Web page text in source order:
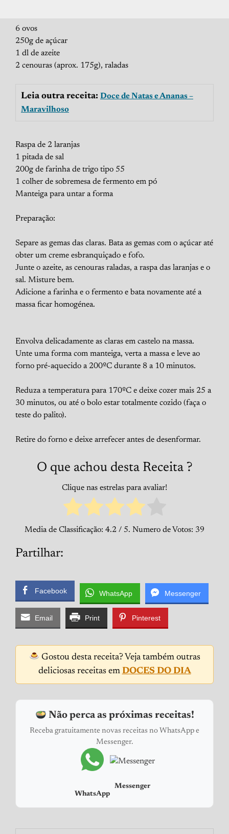
6 ovos
250g de açúcar
1 dl de azeite
2 cenouras (aprox. 175g), raladas
Leia outra receita: Doce de Natas e Ananas –
Maravilhoso
Raspa de 2 laranjas
1 pitada de sal
200g de farinha de trigo tipo 55
1 colher de sobremesa de fermento em pó
Manteiga para untar a forma
Preparação:
Separe as gemas das claras. Bata as gemas com o açúcar até
obter um creme esbranquiçado e fofo.
Junte o azeite, as cenouras raladas, a raspa das laranjas e o
sal. Misture bem.
Adicione a farinha e o fermento e bata novamente até a
massa ficar homogénea.
Envolva delicadamente as claras em castelo na massa.
Unte uma forma com manteiga, verta a massa e leve ao
forno pré-aquecido a 200ºC durante 8 a 10 minutos.
Reduza a temperatura para 170ºC e deixe cozer mais 25 a
30 minutos, ou até o bolo estar totalmente cozido (faça o
teste do palito).
Retire do forno e deixe arrefecer antes de desenformar.
O que achou desta Receita ?
Clique nas estrelas para avaliar!
Media de Classificação: 4.2 / 5. Numero de Votos: 39
Partilhar:
Facebook WhatsApp Messenger
Email Print Pinterest
Gostou desta receita? Veja também outras
deliciosas receitas em DOCES DO DIA
Não perca as próximas receitas!
Receba gratuitamente novas receitas no WhatsApp e
Messenger.
WhatsApp
Messenger